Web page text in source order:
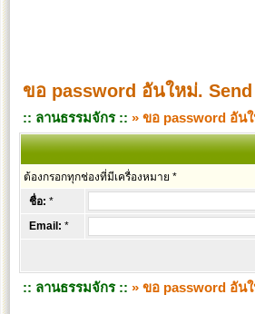
ขอ password อันใหม่.
:: ลานธรรมจักร :: » ขอ password อัน
ต้องกรอกทุกช่องที่มีเครื่องหมาย *
ชื่อ: *
Email: *
:: ลานธรรมจักร :: » ขอ password อัน